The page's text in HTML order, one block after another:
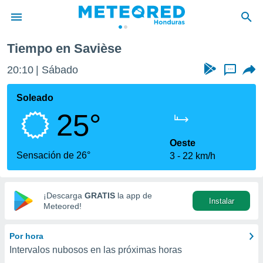
de
ha sido
calidad.
a este
las
y
digital
basada
Tiempo en Savièse
20:10 Sábado ...
Soleado
25°
Sensación de 26°
Oeste
3
22 km/h
¡Descarga GRATIS la app de
Meteored!
Instalar
Por hora
Intervalos nubosos en las próximas horas